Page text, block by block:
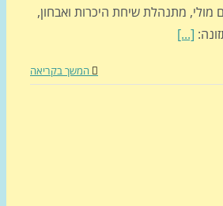
שיחת היכרות ואבחון,
המשך בקריאה